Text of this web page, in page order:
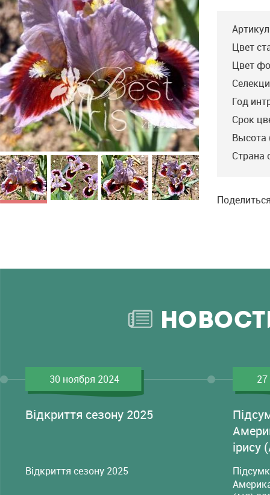
Цвет
Цвет
Год
Срок
Высота
Страна
30 ноября 2024
Відкриття сезону 2025
Відкриття сезону 2025
ірису